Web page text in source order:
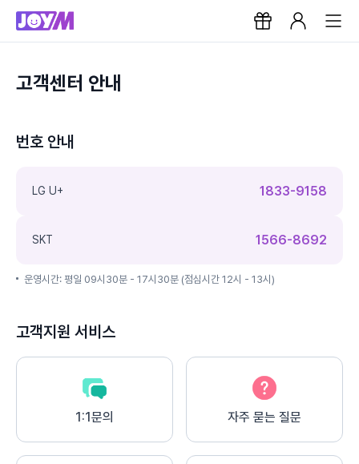
고객센터 안내
번호 안내
LG U+ 1833-9158
SKT 1566-8692
운영시간: 평일 09시30분 - 17시30분 (점심시간 12시 - 13시)
고객지원 서비스
1:1문의 자주 묻는 질문